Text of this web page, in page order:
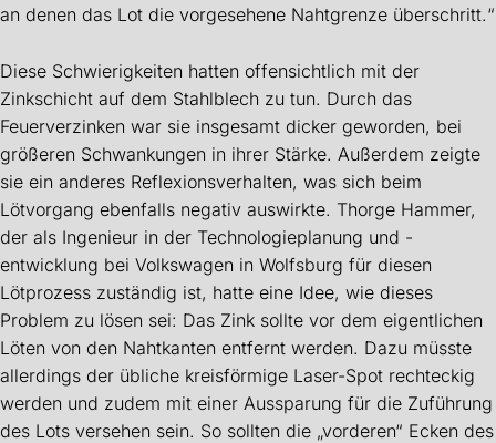
an denen das Lot die vorgesehene Nahtgrenze überschritt.“
Diese Schwierigkeiten hatten offensichtlich mit der
Zinkschicht auf dem Stahlblech zu tun. Durch das
Feuerverzinken war sie insgesamt dicker geworden, bei
größeren Schwankungen in ihrer Stärke. Außerdem zeigte
sie ein anderes Reflexionsverhalten, was sich beim
Lötvorgang ebenfalls negativ auswirkte. Thorge Hammer,
der als Ingenieur in der Technologieplanung und -
entwicklung bei Volkswagen in Wolfsburg für diesen
Lötprozess zuständig ist, hatte eine Idee, wie dieses
Problem zu lösen sei: Das Zink sollte vor dem eigentlichen
Löten von den Nahtkanten entfernt werden. Dazu müsste
allerdings der übliche kreisförmige Laser-Spot rechteckig
werden und zudem mit einer Aussparung für die Zuführung
des Lots versehen sein. So sollten die „vorderen“ Ecken des